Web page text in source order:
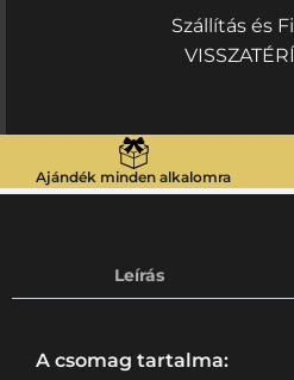
Szállítás és
Ajándék minden alkalomra
Leírás
A csomag tartalma: